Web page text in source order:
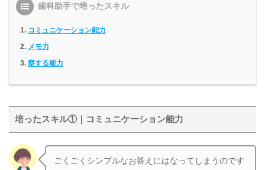
歯科助手で培ったスキル
コミュニケーション能力
メモ力
察する能力
培ったスキル①｜コミュニケーション能力
ごくごくシンプルなお答えにはなってしまうのです